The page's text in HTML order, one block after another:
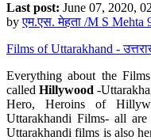
Last post: June 07, 2020,
byएम.एस. मेहता /M S Mehta
Films of Uttarakhand -
Everything about the
calledHillywood-
Hero, Heroins of
Uttarakhandi Films- all
Uttarakhandi films is also